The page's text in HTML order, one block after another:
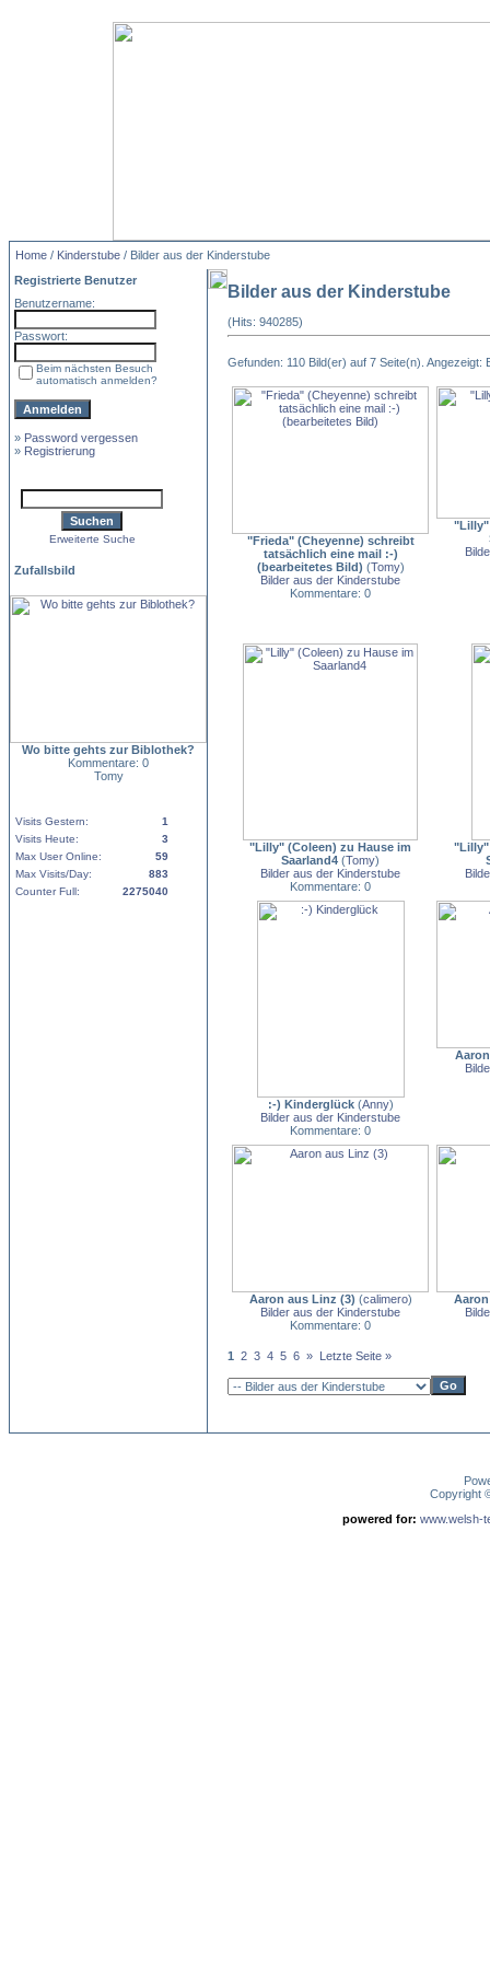
Home / Kinderstube / Bilder aus der Kinderstube
Registrierte Benutzer
Benutzername:
Passwort:
Beim nächsten Besuch
automatisch anmelden?
» Password vergessen
» Registrierung
Erweiterte Suche
Zufallsbild
Wo bitte gehts zur Biblothek?
Kommentare: 0
Tomy
Visits Gestern:
1
Visits Heute:
3
Max User Online:
59
Max Visits/Day:
883
Counter Full:
2275040
Bilder aus der Kinderstube
(Hits: 940285)
Gefunden: 110 Bild(er) auf 7 Seite(n). Angezeigt:
"Frieda" (Cheyenne) schreibt
tatsächlich eine mail :-)
(bearbeitetes Bild) (Tomy)
Bilder aus der Kinderstube
Kommentare: 0
"Lilly"
"Lilly" (Coleen) zu Hause im
Saarland4 (Tomy)
Bilder aus der Kinderstube
Kommentare: 0
"Lilly"
:-) Kinderglück(Anny)
Bilder aus der Kinderstube
Kommentare: 0
Aaron aus Linz (3) (calimero)
Bilder aus der Kinderstube
Kommentare: 0
1 2 3 4 5 6 » Letzte Seite »
Copyright
powered for: www.welsh-